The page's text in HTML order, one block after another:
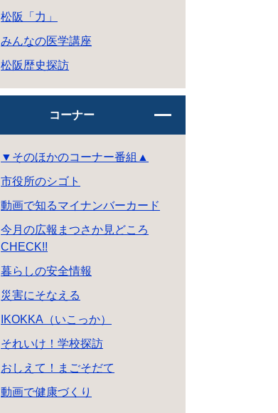
松阪「力」
みんなの医学講座
松阪歴史探訪
コーナー
▼そのほかのコーナー番組▲
市役所のシゴト
動画で知るマイナンバーカード
今月の広報まつさか見どころ
CHECK!!
暮らしの安全情報
災害にそなえる
IKOKKA（いこっか）
それいけ！学校探訪
おしえて！まごそだて
動画で健康づくり